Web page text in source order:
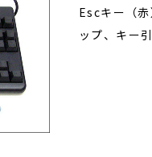
Escキー（
ップ、キー